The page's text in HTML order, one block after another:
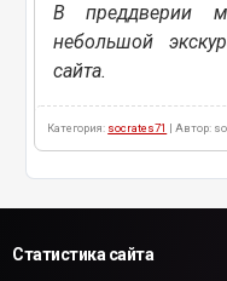
В преддверии
небольшой
сайта.
Категория: socrates71 | Автор:
Статистика сайта